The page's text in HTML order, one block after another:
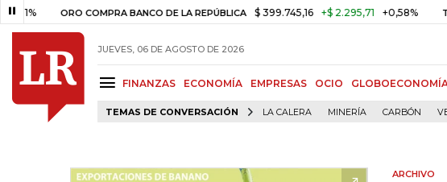
ORO COMPRA BANCO DE LA REPÚBLICA $ 399.745,16 +$ 2.295,71 +0,58% TASA DE
JUEVES, 06 DE AGOSTO DE 2026
FINANZAS ECONOMÍA EMPRESAS OCIO
TEMAS DE CONVERSACIÓN LA CALERA MINERÍA CARBÓN
ARCHIVO